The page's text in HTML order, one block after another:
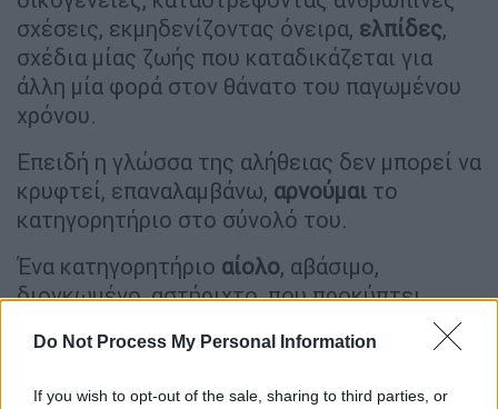
Do Not Process My Personal Information
If you wish to opt-out of the sale, sharing to third parties, or
σχέσεις, εκμηδενίζοντας όνειρα, ελπίδες,
σχέδια μίας ζωής που καταδικάζεται για
άλλη μία φορά στον θάνατο του παγωμένου
χρόνου.
Επειδή η γλώσσα της αλήθειας δεν μπορεί να
κρυφτεί, επαναλαμβάνω, αρνούμαι το
κατηγορητήριο στο σύνολό του.
Ένα κατηγορητήριο αίολο, αβάσιμο,
διογκωμένο, αστήριχτο, που προκύπτει
, δημιουργώντας περισσότερα
ερωτήματααπό τις απαντήσεις που